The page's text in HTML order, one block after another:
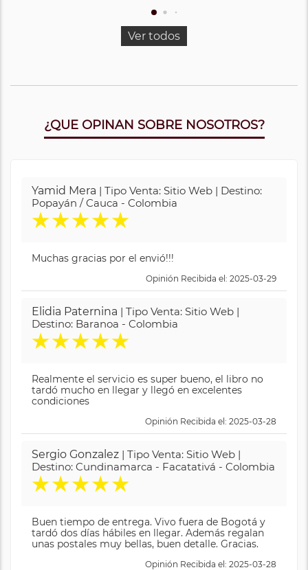
Ver todos
¿QUE OPINAN SOBRE NOSOTROS?
Yamid Mera | Tipo Venta: Sitio Web | Destino:
Popayán / Cauca - Colombia
★★★★★
Muchas gracias por el envió!!!
Opinión Recibida el: 2025-03-29
Elidia Paternina | Tipo Venta: Sitio Web |
Destino: Baranoa - Colombia
★★★★★
Realmente el servicio es super bueno, el libro no
tardó mucho en llegar y llegó en excelentes
condiciones
Opinión Recibida el: 2025-03-28
Sergio Gonzalez | Tipo Venta: Sitio Web |
Destino: Cundinamarca - Facatativá - Colombia
★★★★★
Buen tiempo de entrega. Vivo fuera de Bogotá y
tardó dos días hábiles en llegar. Además regalan
unas postales muy bellas, buen detalle. Gracias.
Opinión Recibida el: 2025-03-28